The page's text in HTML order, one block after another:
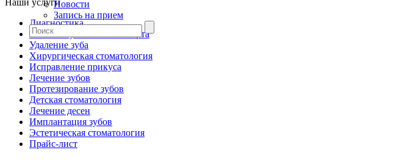
Новости
Запись на прием
Диагностика
Гигиена зубов и полости рта
Удаление зуба
Хирургическая стоматология
Исправление прикуса
Лечение зубов
Протезирование зубов
Детская стоматология
Лечение десен
Имплантация зубов
Эстетическая стоматология
Прайс-лист